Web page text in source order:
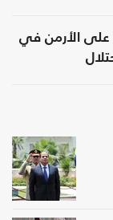
على الأرمن في